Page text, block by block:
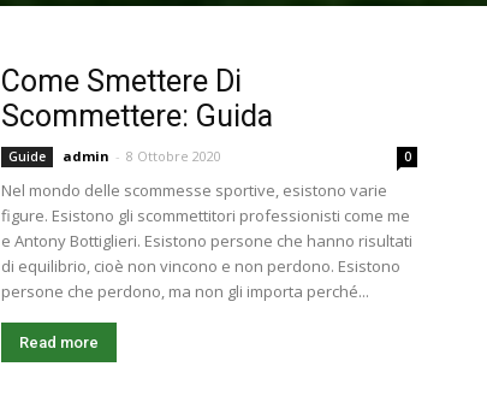
Come Smettere Di
Scommettere: Guida
Guide admin - 8 Ottobre 2020 0
Nel mondo delle scommesse sportive, esistono varie
figure. Esistono gli scommettitori professionisti come me
e Antony Bottiglieri. Esistono persone che hanno risultati
di equilibrio, cioè non vincono e non perdono. Esistono
persone che perdono, ma non gli importa perché...
Read more